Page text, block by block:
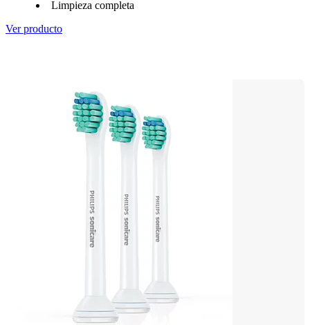
Limpieza completa
Ver producto